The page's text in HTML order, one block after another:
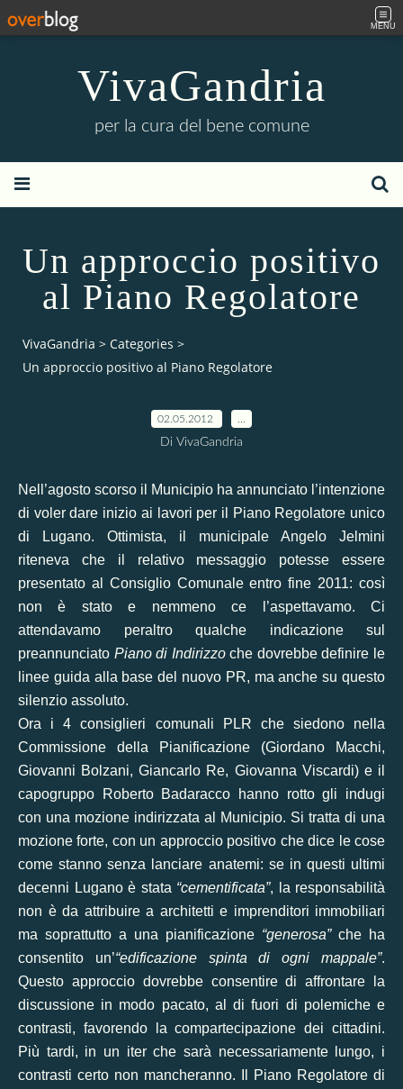
MENU
VivaGandria
per la cura del bene comune
Un approccio positivo
al Piano Regolatore
VivaGandria > Categories >
Un approccio positivo al Piano Regolatore
02.05.2012
Di VivaGandria
Nell’agosto scorso il Municipio ha annunciato l’intenzione
di voler dare inizio ai lavori per il Piano Regolatore unico
di Lugano. Ottimista, il municipale Angelo Jelmini
riteneva che il relativo messaggio potesse essere
presentato al Consiglio Comunale entro fine 2011: così
non è stato e nemmeno ce l’aspettavamo. Ci
attendavamo peraltro qualche indicazione sul
preannunciato Piano di Indirizzoche dovrebbe definire le
linee guida alla base del nuovo PR, ma anche su questo
silenzio assoluto.
Ora i 4 consiglieri comunali PLR che siedono nella
Commissione della Pianificazione (Giordano Macchi,
Giovanni Bolzani, Giancarlo Re, Giovanna Viscardi) e il
capogruppo Roberto Badaracco hanno rotto gli indugi
con una mozione indirizzata al Municipio. Si tratta di una
mozione forte, con un approccio positivo che dice le cose
come stanno senza lanciare anatemi: se in questi ultimi
decenni Lugano è stata “cementificata”, la responsabilità
non è da attribuire a architetti e imprenditori immobiliari
ma soprattutto a una pianificazione “generosa”che ha
consentito un’“edificazione spinta di ogni mappale”.
Questo approccio dovrebbe consentire di affrontare la
discussione in modo pacato, al di fuori di polemiche e
contrasti, favorendo la compartecipazione dei cittadini.
Più tardi, in un iter che sarà necessariamente lungo, i
contrasti certo non mancheranno. Il Piano Regolatore di